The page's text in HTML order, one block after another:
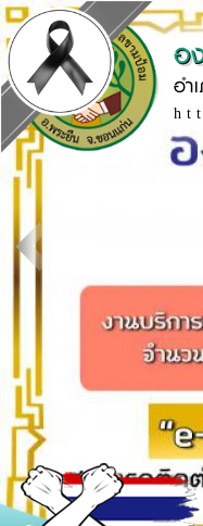
อ
อำ